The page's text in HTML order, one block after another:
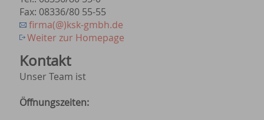
Fax: 08336/80 55-55
firma(@)ksk-gmbh.de
Weiter zur Homepage
Kontakt
Unser Team ist
Öffnungszeiten: